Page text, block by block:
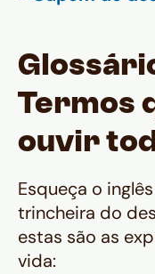
Termos
ouvir
Esqueça o
trincheira do
estas são as
vida: